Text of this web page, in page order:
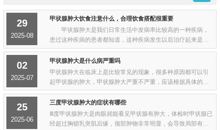
29
2025-08
甲状腺肿大饮食注意什么，合理饮食搭配很重要
甲状腺肿大是我们日常生活中发病率比较高的一种疾病，
患过这种疾病的患者都知道，这种疾病发生以后治疗起来是需
要很长时间的，那么，甲状腺肿大患者在日常饮食方面应注意
哪些呢？下面我们就一起来听听我们的专家...
02
2025-07
甲状腺肿大是什么病严重吗
甲状腺肿大在临床上是比较常见的现象，很多种原因都可以引
起甲状腺的肿大，甲状腺肿大严重不严重，应该根据具体的情
况来进行分析。如果是由于甲亢引起的甲状腺肿大，建议积极
治疗甲亢。如果是甲减引起的甲状腺肿大，...
25
2025-06
三度甲状腺肿大的症状有哪些
Ⅲ度甲状腺肿大是肉眼就能看见甲状腺有肿大，体检时甲状腺已
经超过胸锁乳突肌后缘，颈部肿物非常明显，会导致局部有压